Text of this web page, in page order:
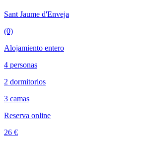
Sant Jaume d'Enveja
(0)
Alojamiento entero
4 personas
2 dormitorios
3 camas
Reserva online
26 €